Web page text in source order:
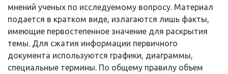
мнений ученых по исследуемому вопросу. Материал
подается в кратком виде, излагаются лишь факты,
имеющие первостепенное значение для раскрытия
темы. Для сжатия информации первичного
документа используются графики, диаграммы,
специальные термины. По общему правилу объем